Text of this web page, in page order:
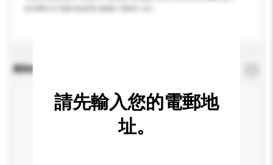
查詢內容
請先輸入您的電郵地
址。